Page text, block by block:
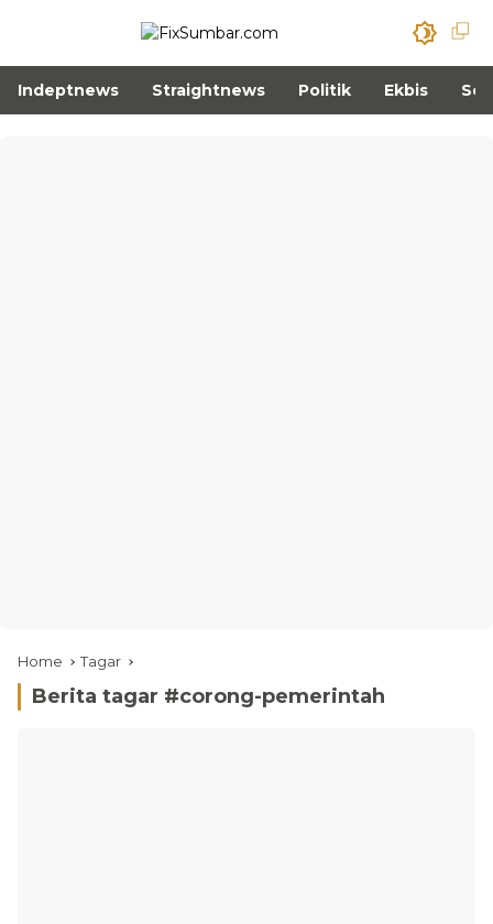
Indeptnews Straightnews Politik Ekbis
Home Tagar
Berita tagar #corong-pemerintah